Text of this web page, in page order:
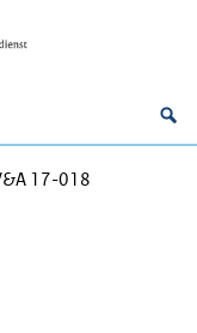
17-018